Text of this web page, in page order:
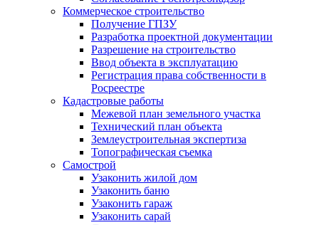
Коммерческое строительство
Получение ГПЗУ
Разработка проектной документации
Разрешение на строительство
Ввод объекта в эксплуатацию
Регистрация права собственности в
Росреестре
Кадастровые работы
Межевой план земельного участка
Технический план объекта
Землеустроительная экспертиза
Топографическая съемка
Самострой
Узаконить жилой дом
Узаконить баню
Узаконить гараж
Узаконить сарай